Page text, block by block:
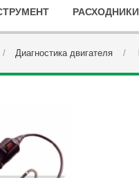
РАСХОДНИКИ
Диагностика двигателя